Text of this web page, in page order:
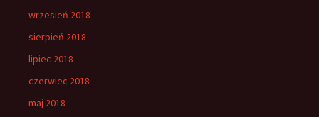
wrzesień 2018
sierpień 2018
lipiec 2018
czerwiec 2018
maj 2018